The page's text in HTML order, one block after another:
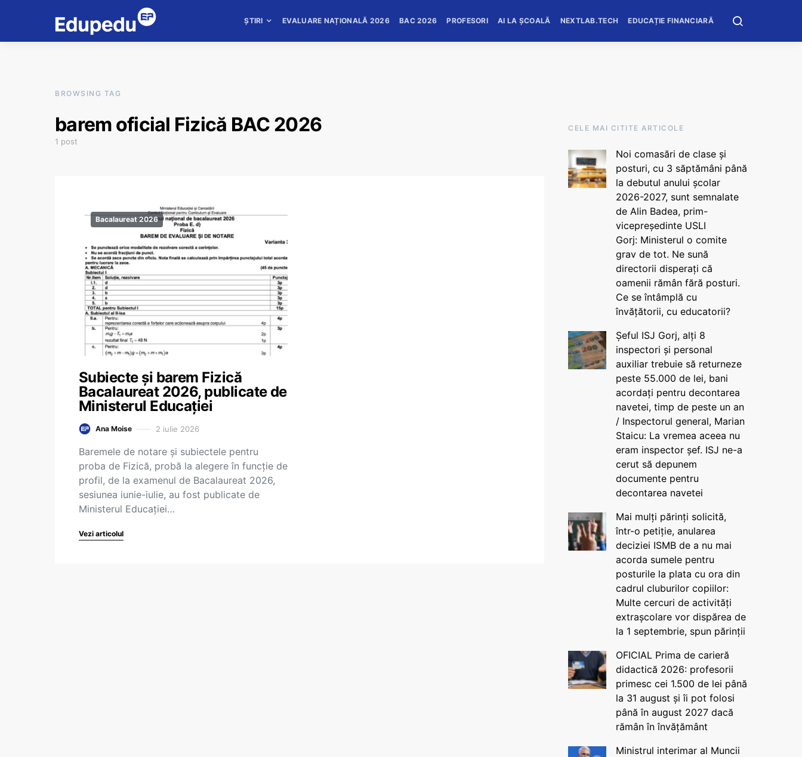
ȘTIRI EVALUARE NAȚIONALĂ 2026 BAC 2026 PROFESORI AI LA ȘCOALĂ NEXTLAB.TECH EDUCAȚIE FINANCIARĂ
BROWSING TAG
barem oficial Fizică BAC 2026
1 post
Bacalaureat 2026
Subiecte și barem Fizică
Bacalaureat 2026, publicate de
Ministerul Educației
Ana Moise 2 iulie 2026
Baremele de notare și subiectele pentru
proba de Fizică, probă la alegere în funcție de
profil, de la examenul de Bacalaureat 2026,
sesiunea iunie-iulie, au fost publicate de
Ministerul Educației…
Vezi articolul
CELE MAI CITITE ARTICOLE
Noi comasări de clase și
posturi, cu 3 săptămâni până
la debutul anului școlar
2026-2027, sunt semnalate
de Alin Badea, prim-
vicepreședinte USLI
Gorj: Ministerul o comite
grav de tot. Ne sună
directorii disperați că
oamenii rămân fără posturi.
Ce se întâmplă cu
învățătorii, cu educatorii?
Șeful ISJ Gorj, alți 8
inspectori și personal
auxiliar trebuie să returneze
peste 55.000 de lei, bani
acordați pentru decontarea
navetei, timp de peste un an
/ Inspectorul general, Marian
Staicu: La vremea aceea nu
eram inspector șef. ISJ ne-a
cerut să depunem
documente pentru
decontarea navetei
Mai mulți părinți solicită,
într-o petiție, anularea
deciziei ISMB de a nu mai
acorda sumele pentru
posturile la plata cu ora din
cadrul cluburilor copiilor:
Multe cercuri de activități
extrașcolare vor dispărea de
la 1 septembrie, spun părinții
OFICIAL Prima de carieră
didactică 2026: profesorii
primesc cei 1.500 de lei până
la 31 august și îi pot folosi
până în august 2027 dacă
rămân în învățământ
Ministrul interimar al Muncii